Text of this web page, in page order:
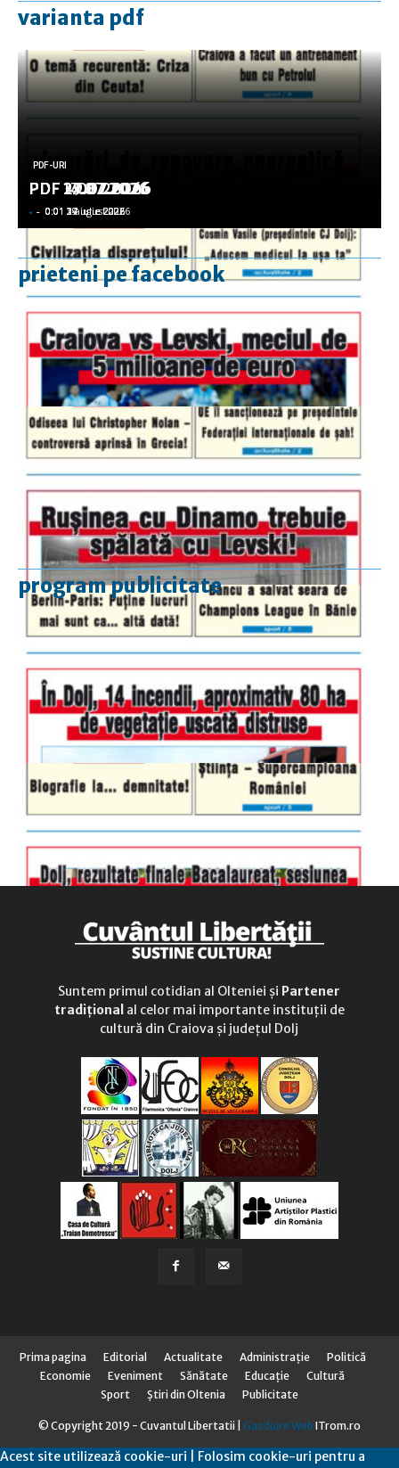
varianta pdf
PDF-URI
PDF 3.08.2026
- - 0:01 3 august 2026
PDF-URI
PDF 29.07.2026
- - 0:01 29 iulie 2026
PDF-URI
PDF 27.07.2026
- - 0:01 27 iulie 2026
PDF-URI
PDF 17.07.2026
- - 0:01 17 iulie 2026
PDF-URI
PDF 14.07.2026
- - 0:01 14 iulie 2026
prieteni pe facebook
program publicitate
luni-vineri
9.00 - 17.00
duminică
9.00 - 12.00
Suntem primul cotidian al Olteniei și Partener
tradițional al celor mai importante instituții de
cultură din Craiova și județul Dolj
Prima pagina Editorial Actualitate Administraţie
Politică
Economie
Eveniment Sănătate Educaţie
Cultură
Sport
Știri din Oltenia Publicitate
© Copyright 2019 - Cuvantul Libertatii | Gazduire Web ITrom.ro
Acest site utilizează cookie-uri | Folosim cookie-uri pentru a